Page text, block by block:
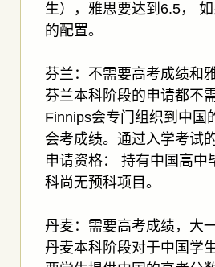
生），雅思要达到6.5，
的配置。
芬兰：不需要高考成绩和
芬兰本科阶段的申请都不
Finnips会专门组织到中国
会考成绩。通过入学考试
申请资格： 持有中国高
科尚无预科项目。
丹麦：需要高考成绩，大
丹麦本科阶段对于中国学